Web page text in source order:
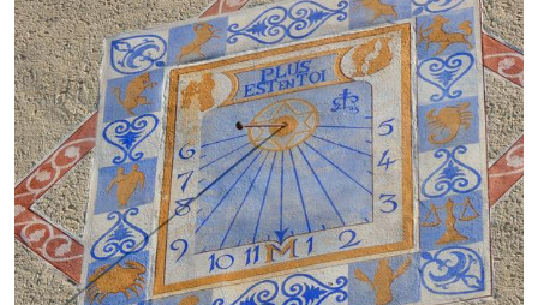
ORGANISER SON SÉJOUR
RECHERCHER
FR
GB
IT